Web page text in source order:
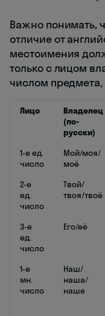
Важно понимать,
отличие от
местоимения
только с лицом
числом
Лицо
Владелец
(по-
русски)
1-е ед.
число
Мой/моя/
моё
2-е
ед.
число
Твой/
твоя/твоё
3-е
ед.
число
Его/её
1-е
мн.
число
Наш/
наша/
наше